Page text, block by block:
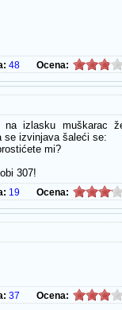
48 Ocena:
izlasku muškarac
se izvinjava šaleći se:
mi?
307!
19 Ocena:
37 Ocena: